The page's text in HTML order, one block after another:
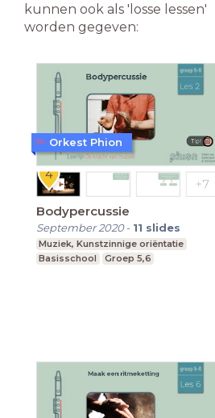
kunnen ook als 'losse lessen'
worden gegeven:
Bodypercussie
September 2020- 11 slides
Muziek, Kunstzinnige oriëntatie
Basisschool
Groep 5,6
Orkest Phion